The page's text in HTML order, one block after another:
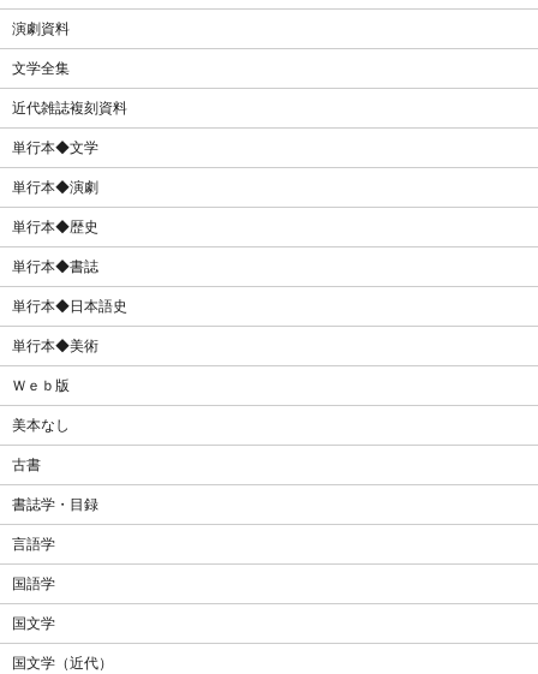
演劇資料
文学全集
近代雑誌複刻資料
単行本◆文学
単行本◆演劇
単行本◆歴史
単行本◆書誌
単行本◆日本語史
単行本◆美術
Ｗｅｂ版
美本なし
古書
書誌学・目録
言語学
国語学
国文学
国文学（近代）